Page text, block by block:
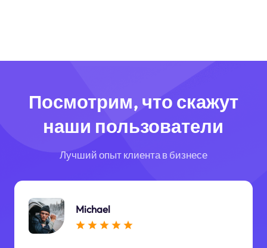
Посмотрим, что скажут
наши пользователи
Лучший опыт клиента в бизнесе
Michael